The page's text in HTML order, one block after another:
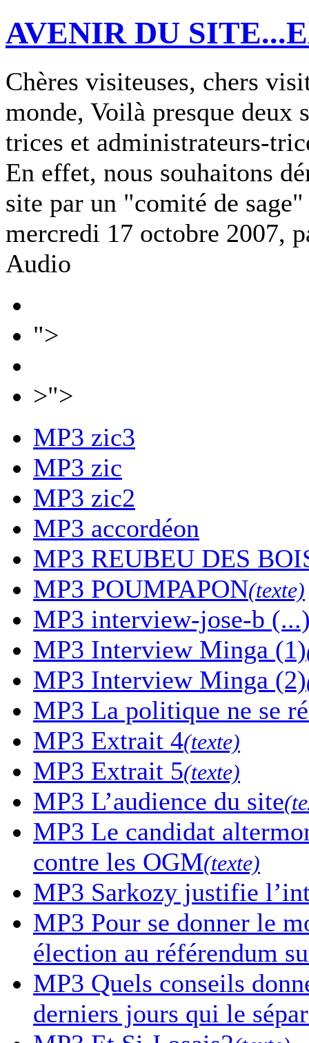
AVENIR DU
Chères visiteuses, chers
monde, Voilà presque deux
trices et administrateurs-
En effet, nous souhaitons
site par un "comité de
mercredi 17 octobre 2007,
Audio
">
>">
MP3 zic3
MP3 zic
MP3 zic2
MP3 accordéon
MP3 REUBEU DES
MP3 POUMPAPON(texte)
MP3 interview-jose-b
MP3 Interview Minga (1)
MP3 Interview Minga (2)
MP3 La politique ne se
MP3 Extrait 4(texte)
MP3 Extrait 5(texte)
MP3 L’audience du site
MP3 Le candidat
contre les OGM(texte)
MP3 Sarkozy justifie
MP3 Pour se donner le
élection au référendum
MP3 Quels conseils
derniers jours qui le